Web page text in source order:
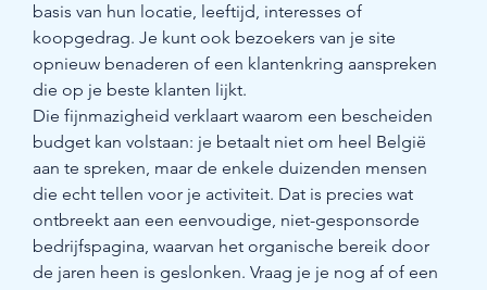
basis van hun locatie, leeftijd, interesses of
koopgedrag. Je kunt ook bezoekers van je site
opnieuw benaderen of een klantenkring aanspreken
die op je beste klanten lijkt.
Die fijnmazigheid verklaart waarom een bescheiden
budget kan volstaan: je betaalt niet om heel België
aan te spreken, maar de enkele duizenden mensen
die echt tellen voor je activiteit. Dat is precies wat
ontbreekt aan een eenvoudige, niet-gesponsorde
bedrijfspagina, waarvan het organische bereik door
de jaren heen is geslonken. Vraag je je nog af of een